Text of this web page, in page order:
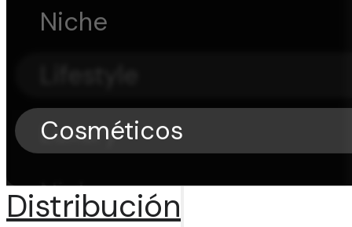
Luxury
Niche
Niche
Cosméticos
Distribución